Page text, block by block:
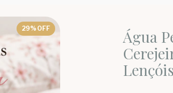
29% OFF
Água
Lençóis